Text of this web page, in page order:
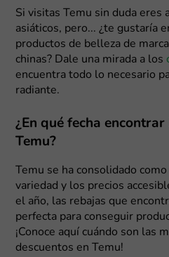
Si visitas Temu sin duda eres
asiáticos, pero... ¿te gustaría
productos de belleza de
chinas? Dale una mirada a los
encuentra todo lo necesario
radiante.
¿En qué fecha
Temu?
Temu se ha consolidado
variedad y los precios
el año, las rebajas que
perfecta para conseguir
¡Conoce aquí cuándo son las
descuentos en Temu!